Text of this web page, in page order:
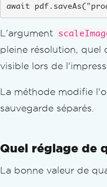
await
L'argument
pleine résolution, quel
visible lors de
La méthode modifie
sauvegarde séparés.
Quel réglage de
La bonne valeur de